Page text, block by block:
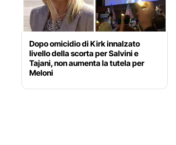
Dopo omicidio di Kirk innalzato
livello della scorta per Salvini e
Tajani, non aumenta la tutela per
Meloni